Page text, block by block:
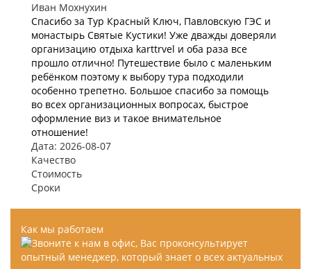
Иван Мохнухин
Спасибо за Тур Красный Ключ, Павловскую ГЭС и
монастырь Святые Кустики! Уже дважды доверяли
организацию отдыха karttrvel и оба раза все
прошло отлично! Путешествие было с маленьким
ребёнком поэтому к выбору тура подходили
особенно трепетно. Большое спасибо за помощь
во всех организационных вопросах, быстрое
оформление виз и такое внимательное
отношение!
Дата: 2026-08-07
Качество
Стоимость
Сроки
Как мы работаем